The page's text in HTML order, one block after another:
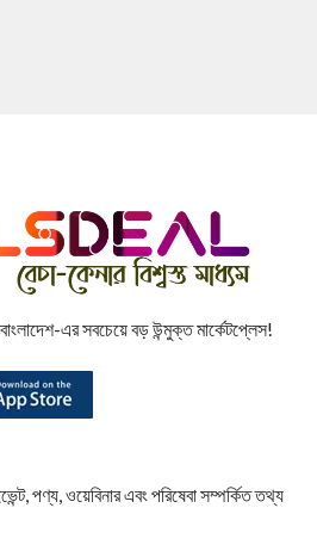
এর সবচেয়ে বড় উন্মুক্ত মার্কেটপ্লেস!
পণ্য, ওয়েবিনার এবং পরিষেবা সম্পর্কিত তথ্য